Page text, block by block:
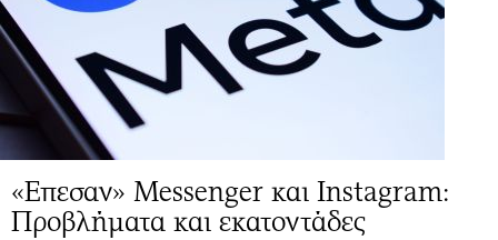
«Επεσαν» Messenger και Instagram:
Προβλήματα και εκατοντάδες